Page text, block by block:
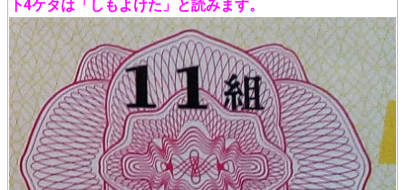
下4ケタは「しもよけた」と読みます。